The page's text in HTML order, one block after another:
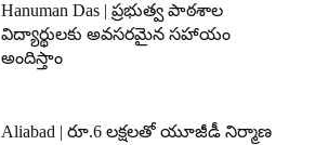
Hanuman Das | ప్రభుత్వ పాఠశాల
విద్యార్థులకు అవసరమైన సహాయం
అందిస్తాం
Aliabad | రూ.6 లక్షలతో యూజీడీ నిర్మాణ